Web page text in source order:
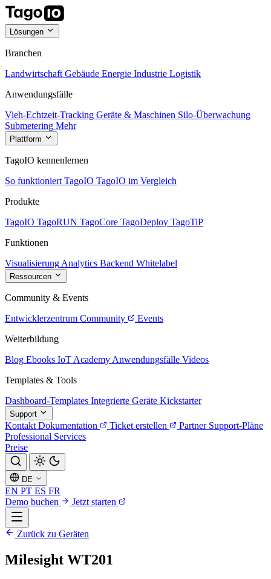
Lösungen
Branchen
Landwirtschaft Gebäude Energie Industrie Logistik
Anwendungsfälle
Vieh-Echtzeit-Tracking Geräte & Maschinen Silo-Überwachung
Submetering Mehr
Plattform
TagoIO kennenlernen
So funktioniert TagoIO TagoIO im Vergleich
Produkte
TagoIO TagoRUN TagoCore TagoDeploy TagoTiP
Funktionen
Visualisierung Analytics Backend Whitelabel
Ressourcen
Community & Events
Entwicklerzentrum Community
Events
Weiterbildung
Blog Ebooks IoT Academy Anwendungsfälle Videos
Templates & Tools
Dashboard-Templates Integrierte Geräte Kickstarter
Support
Kontakt Dokumentation Ticket erstellen Partner Support-Pläne
Professional Services
Preise
DE
EN PT ES FR
Demo buchen
Jetzt starten
Zurück zu Geräten
Milesight WT201